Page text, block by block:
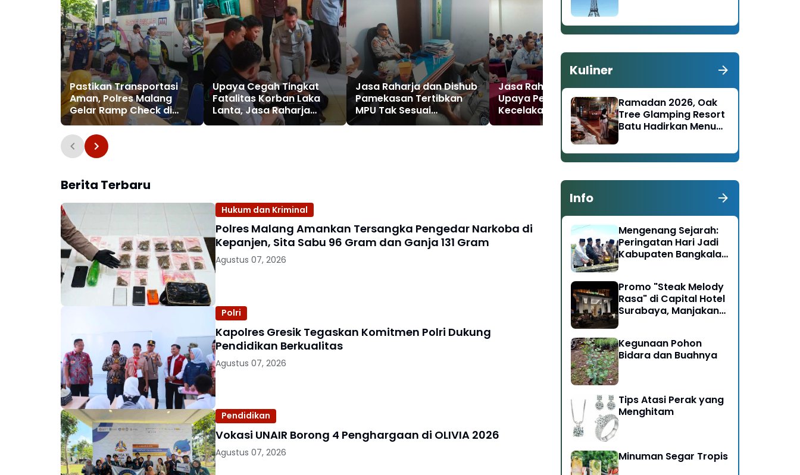
Pastikan Transportasi
Aman, Polres Malang
Gelar Ramp Check di
Terminal Talangagung
Upaya Cegah Tingkat
Fatalitas Korban Laka
Lanta, Jasa Raharja
Gelar Pelatihan PPGD
Jasa Raharja dan Dishub
Pamekasan Tertibkan
MPU Tak Sesuai
Peruntukan
Jasa Raharja Dukung
Upaya Pencegahan
Kecelakaan pada
Pengamanan Nataru di
Rent, Layanan Samsat
Keliling Segera
Diterapkan
Berita Terbaru
Hukum dan Kriminal
Polres Malang Amankan Tersangka Pengedar Narkoba di
Kepanjen, Sita Sabu 96 Gram dan Ganja 131 Gram
Agustus 07, 2026
Polri
Kapolres Gresik Tegaskan Komitmen Polri Dukung
Pendidikan Berkualitas
Agustus 07, 2026
Pendidikan
Vokasi UNAIR Borong 4 Penghargaan di OLIVIA 2026
Agustus 07, 2026
Kuliner
Ramadan 2026, Oak
Tree Glamping Resort
Batu Hadirkan Menu
Tengah
Info
Mengenang Sejarah:
Peringatan Hari Jadi
Kabupaten Bangkalan
Promo "Steak Melody
Rasa" di Capital Hotel
Surabaya, Manjakan
Kegunaan Pohon
Bidara dan Buahnya
Tips Atasi Perak yang
Menghitam
Minuman Segar Tropis